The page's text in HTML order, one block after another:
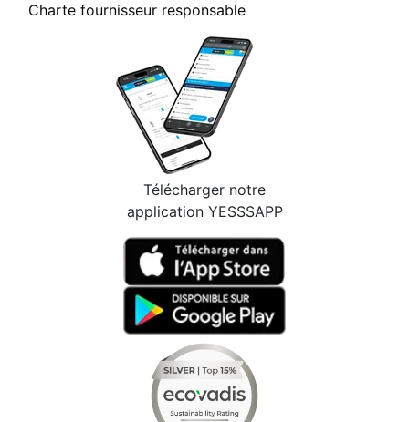
Charte fournisseur responsable
Télécharger notre
application YESSSAPP